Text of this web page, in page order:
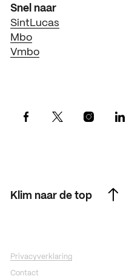
Klim naar de top
Snel naar
SintLucas
Mbo
Vmbo
Privacyverklaring
Contact